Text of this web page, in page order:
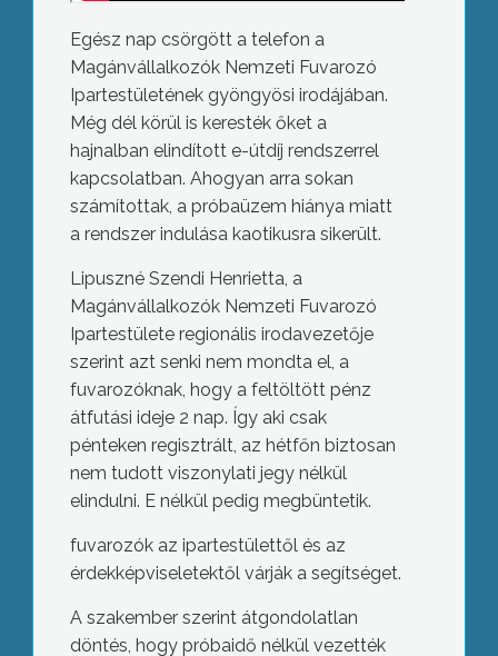
Egész nap csörgött a telefon a
Magánvállalkozók Nemzeti Fuvarozó
Ipartestületének gyöngyösi irodájában.
Még dél körül is keresték őket a
hajnalban elindított e-útdíj rendszerrel
kapcsolatban. Ahogyan arra sokan
számítottak, a próbaüzem hiánya miatt
a rendszer indulása kaotikusra sikerült.
Lipuszné Szendi Henrietta, a
Magánvállalkozók Nemzeti Fuvarozó
Ipartestülete regionális irodavezetője
szerint azt senki nem mondta el, a
fuvarozóknak, hogy a feltöltött pénz
átfutási ideje 2 nap. Így aki csak
pénteken regisztrált, az hétfőn biztosan
nem tudott viszonylati jegy nélkül
elindulni. E nélkül pedig megbüntetik.
fuvarozók az ipartestülettől és az
érdekképviseletektől várják a segítséget.
A szakember szerint átgondolatlan
döntés, hogy próbaidő nélkül vezették